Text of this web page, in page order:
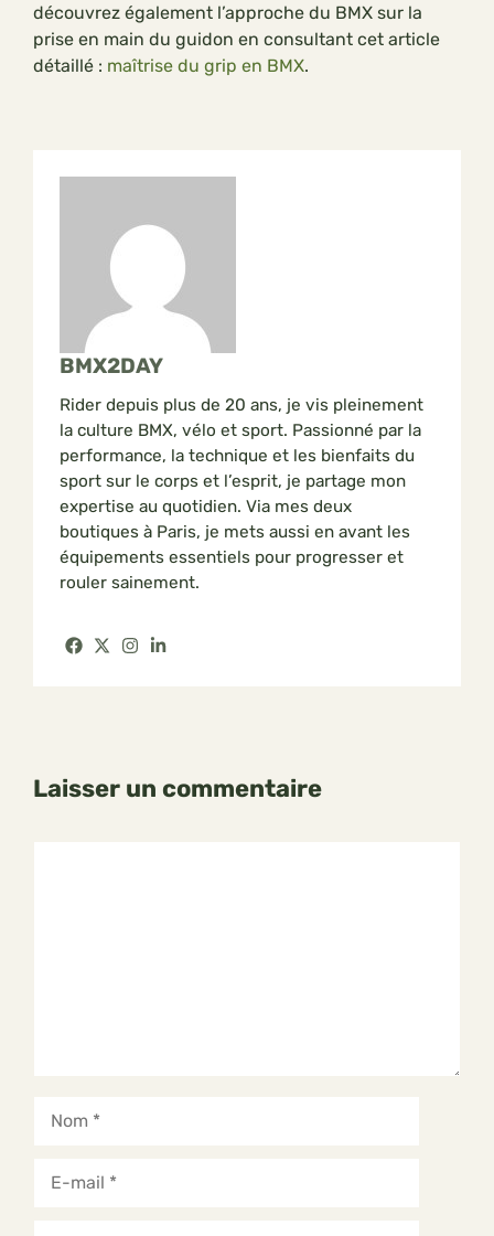
découvrez également l’approche du BMX sur la
prise en main du guidon en consultant cet article
détaillé : maîtrise du grip en BMX.
BMX2DAY
Rider depuis plus de 20 ans, je vis pleinement
la culture BMX, vélo et sport. Passionné par la
performance, la technique et les bienfaits du
sport sur le corps et l’esprit, je partage mon
expertise au quotidien. Via mes deux
boutiques à Paris, je mets aussi en avant les
équipements essentiels pour progresser et
rouler sainement.
Laisser un commentaire
mail